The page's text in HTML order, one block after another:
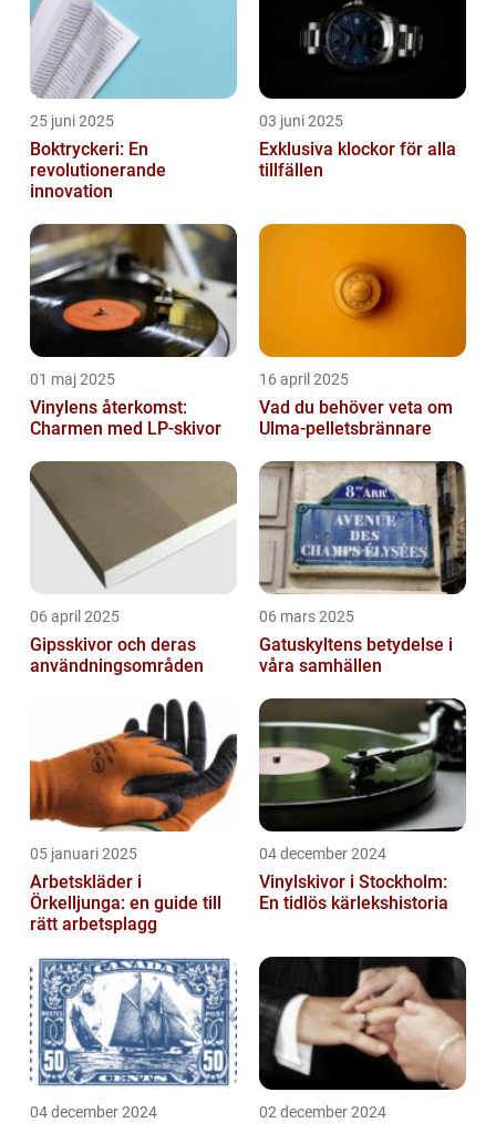
25 juni 2025
Boktryckeri: En
revolutionerande
innovation
03 juni 2025
Exklusiva klockor för alla
tillfällen
01 maj 2025
Vinylens återkomst:
Charmen med LP-skivor
16 april 2025
Vad du behöver veta om
Ulma-pelletsbrännare
06 april 2025
Gipsskivor och deras
användningsområden
06 mars 2025
Gatuskyltens betydelse i
våra samhällen
05 januari 2025
Arbetskläder i
Örkelljunga: en guide till
rätt arbetsplagg
04 december 2024
Vinylskivor i Stockholm:
En tidlös kärlekshistoria
04 december 2024 02 december 2024